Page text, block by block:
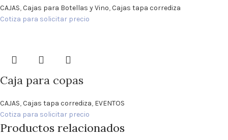
CAJAS,Cajas para Botellas y Vino,Cajas tapa corrediza
Cotiza para solicitar precio
Caja para copas
CAJAS,Cajas tapa corrediza, EVENTOS
Cotiza para solicitar precio
Productos relacionados